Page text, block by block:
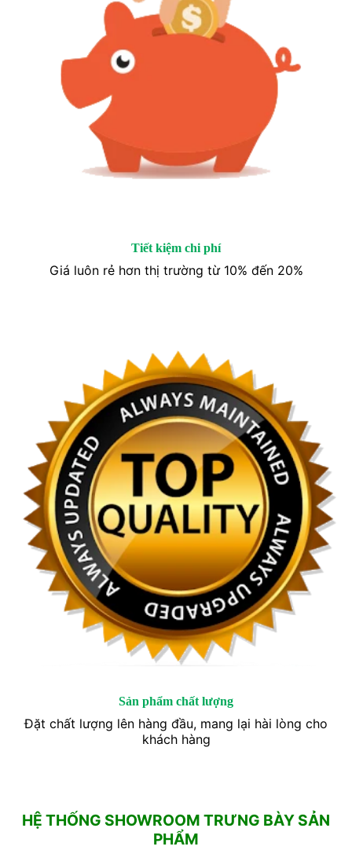
Tiết kiệm chi phí
Giá luôn rẻ hơn thị trường từ 10% đến 20%
Sản phẩm chất lượng
Đặt chất lượng lên hàng đầu, mang lại hài lòng cho
khách hàng
HỆ THỐNG SHOWROOM TRƯNG BÀY SẢN
PHẨM